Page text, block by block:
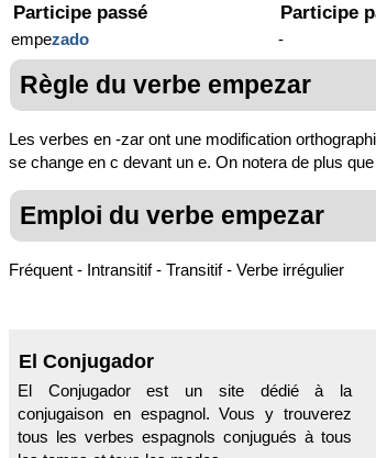
Participe passé
empezado
Participe
-
Règle du verbe empezar
Les verbes en -zar ont une modification
se change en c devant un e. On notera de plus
Emploi du verbe empezar
Fréquent - Intransitif - Transitif - Verbe irrégulier
El Conjugador
El Conjugador est un site dédié à la
conjugaison en espagnol. Vous y trouverez
tous les verbes espagnols conjugués à tous